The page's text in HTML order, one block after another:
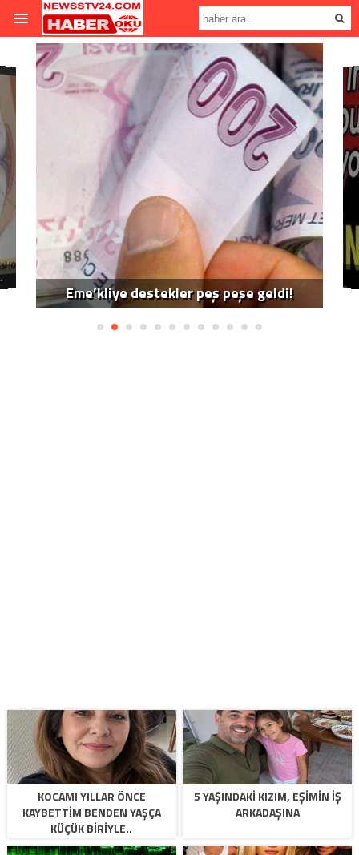
Eme’kliye destekler peş peşe geldi!
KOCAMI YILLAR ÖNCE
KAYBETTIM BENDEN YAŞÇA
KÜÇÜK BIRIYLE..
5 YAŞINDAKI KIZIM, EŞIMIN İŞ
ARKADAŞINA